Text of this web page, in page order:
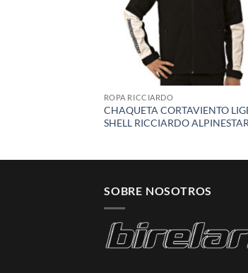
ROPA RICCIARDO
CHAQUETA CORTAVIENTO
SHELL RICCIARDO
SOBRE NOSOTROS